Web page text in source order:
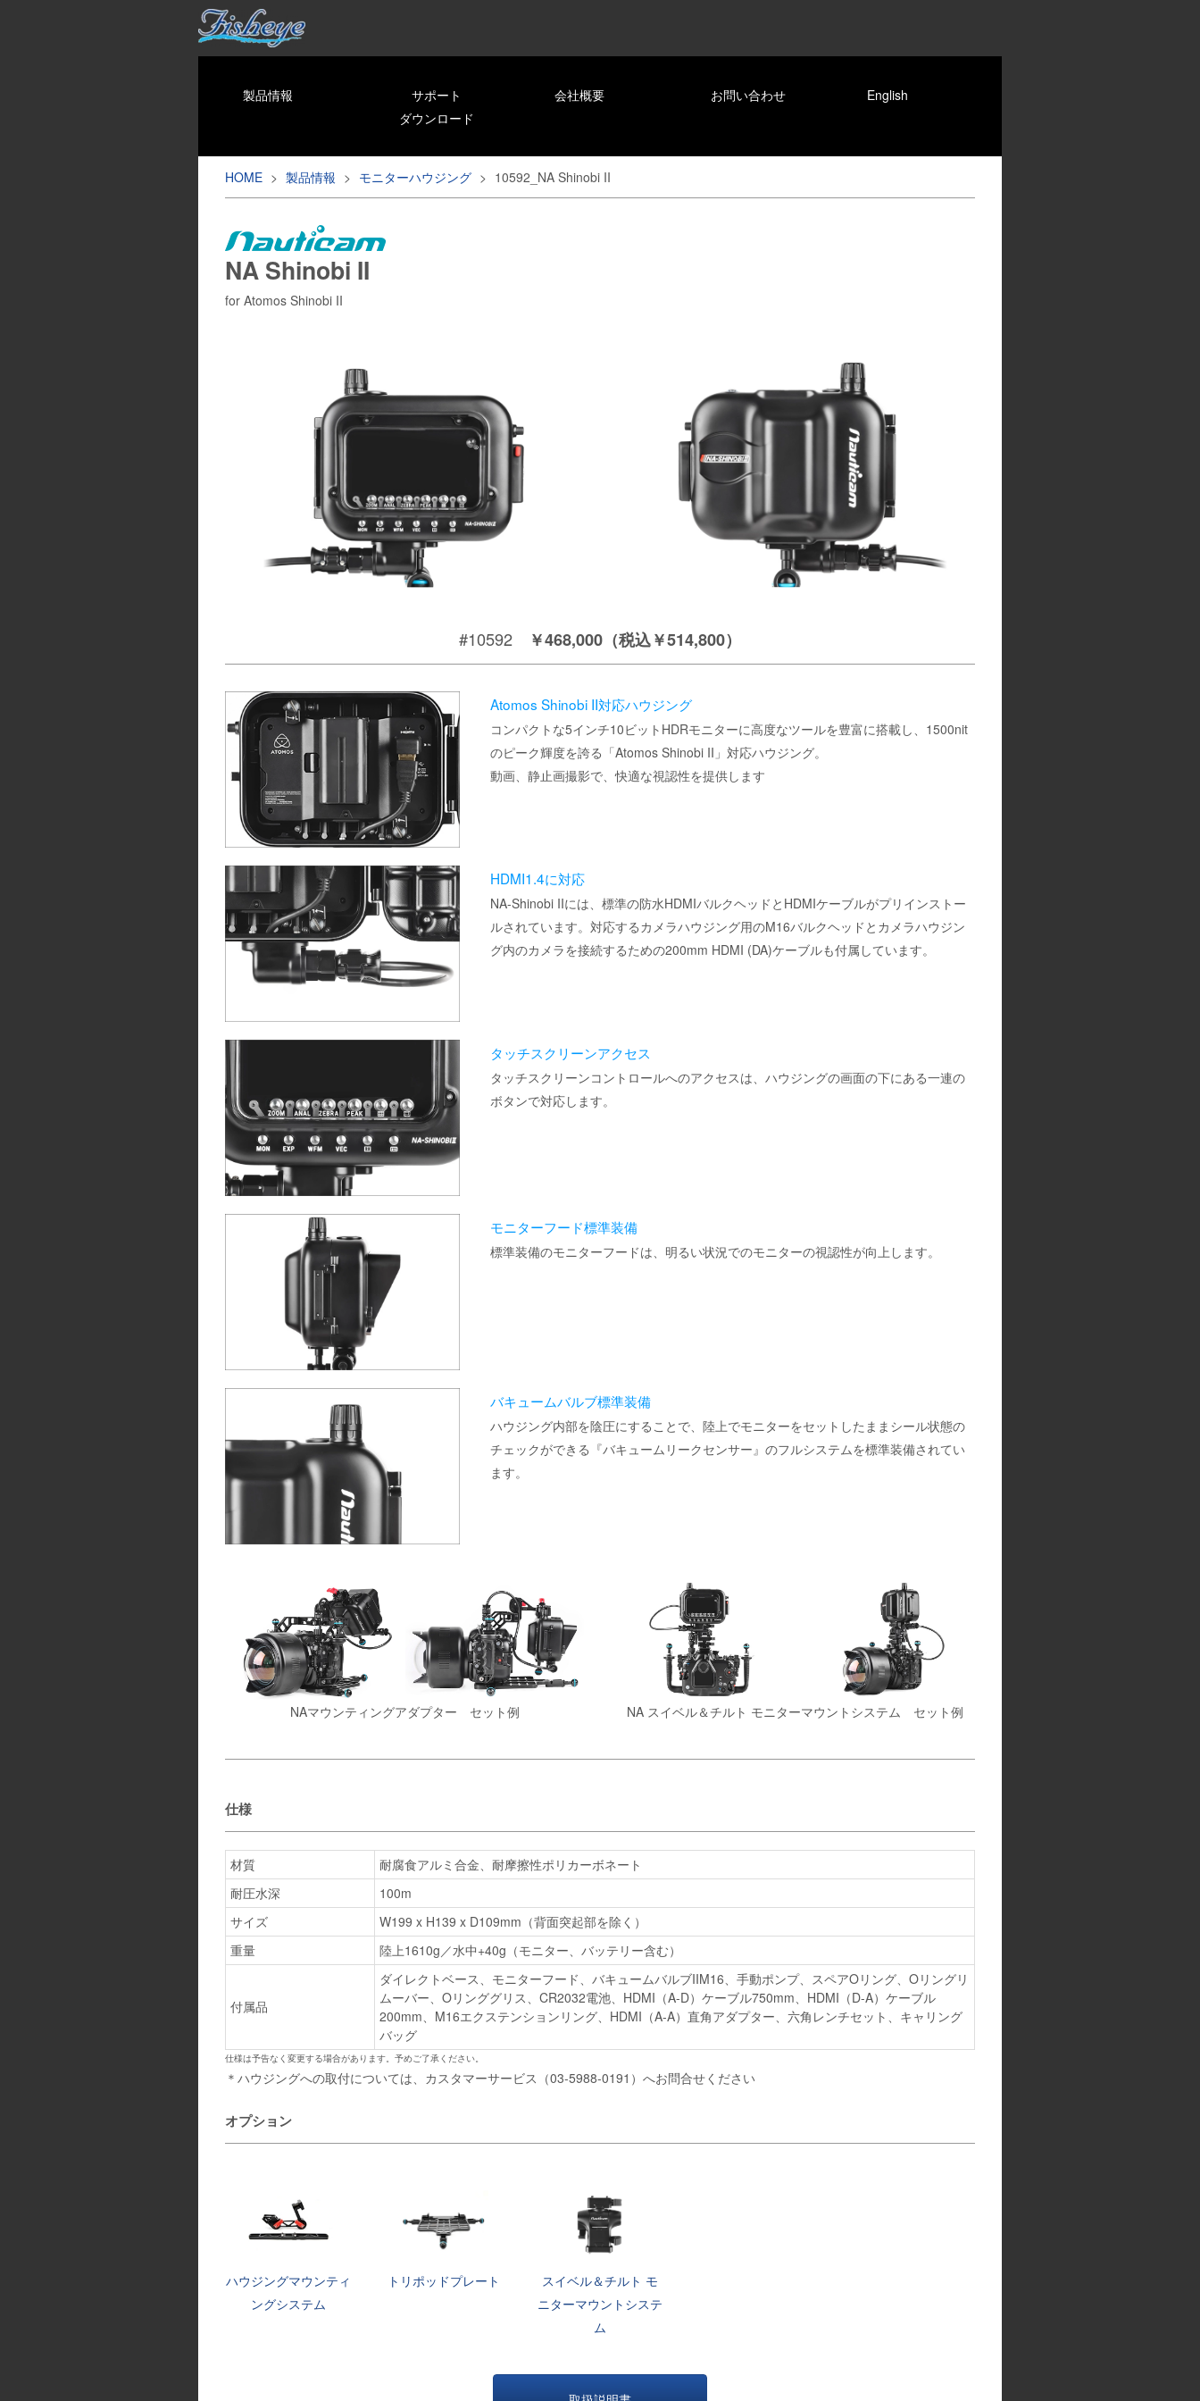
製品情報
サポート
ダウンロード
会社概要 お問い合わせ English
HOME > 製品情報 > モニターハウジング > 10592_NA Shinobi II
NA Shinobi II
for Atomos Shinobi II
#10592 ￥468,000（税込￥514,800）
Atomos Shinobi II対応ハウジング
コンパクトな5インチ10ビットHDRモニターに高度なツールを豊富に搭載し、1500nit
のピーク輝度を誇る「Atomos Shinobi II」対応ハウジング。
動画、静止画撮影で、快適な視認性を提供します
HDMI1.4に対応
NA-Shinobi IIには、標準の防水HDMIバルクヘッドとHDMIケーブルがプリインストー
ルされています。対応するカメラハウジング用のM16バルクヘッドとカメラハウジン
グ内のカメラを接続するための200mm HDMI (DA)ケーブルも付属しています。
タッチスクリーンアクセス
タッチスクリーンコントロールへのアクセスは、ハウジングの画面の下にある一連の
ボタンで対応します。
モニターフード標準装備
標準装備のモニターフードは、明るい状況でのモニターの視認性が向上します。
バキュームバルブ標準装備
ハウジング内部を陰圧にすることで、陸上でモニターをセットしたままシール状態の
チェックができる『バキュームリークセンサー』のフルシステムを標準装備されてい
ます。
NAマウンティングアダプター セット例 NA スイベル＆チルト モニターマウントシステム セット例
仕様
材質
耐腐食アルミ合金、耐摩擦性ポリカーボネート
耐圧水深
100m
サイズ
W199 x H139 x D109mm（背面突起部を除く）
重量
陸上1610g／水中+40g（モニター、バッテリー含む）
付属品
ダイレクトベース、モニターフード、バキュームバルブIIM16、手動ポンプ、スペアOリング、Oリングリ
ムーバー、Oリンググリス、CR2032電池、HDMI（A-D）ケーブル750mm、HDMI（D-A）ケーブル
200mm、M16エクステンションリング、HDMI（A-A）直角アダプター、六角レンチセット、キャリング
バッグ
仕様は予告なく変更する場合があります。予めご了承ください。
＊ハウジングへの取付については、カスタマーサービス（03-5988-0191）へお問合せください
オプション
ハウジングマウンティ
ングシステム
トリポッドプレート
スイベル＆チルト モ
ニターマウントシステ
ム